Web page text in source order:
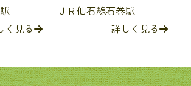
く見る
ＪＲ仙石線石巻駅
詳しく見る